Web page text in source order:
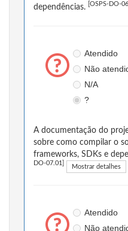
dependências.
[OSPS-DO-
Atendido
Não
N/A
?
A documentação do
sobre como compilar o
frameworks, SDKs e
DO-07.01] Mostrar detalhes
Atendido
Não